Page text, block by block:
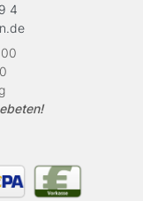
4